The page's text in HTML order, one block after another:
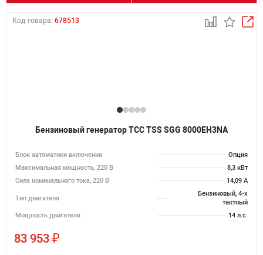
Код товара: 678513
Бензиновый генератор ТСС TSS SGG 8000EH3NA
Блок автоматики включения
Опция
Максимальная мощность, 220 В
8,3 кВт
Сила номинального тока, 220 В
14,09 А
Тип двигателя
Бензиновый, 4-х
тактный
Мощность двигателя
14 л.с.
83 953 ₽